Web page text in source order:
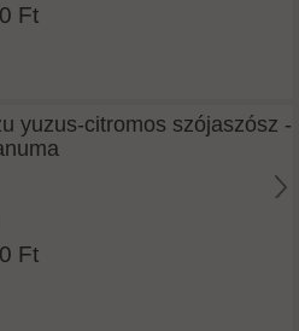
Ft
yuzus-citromos szójaszósz -
Ft